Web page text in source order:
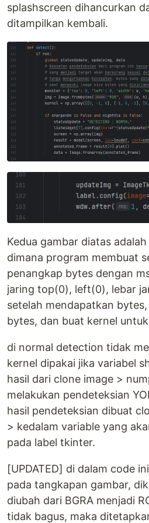
splashscreen dihancurkan
ditampilkan kembali.
Kedua gambar diatas
dimana program membuat
penangkap bytes dengan
jaring top(0), left(0), lebar
setelah mendapatkan
bytes, dan buat kernel
di normal detection tidak
kernel dipakai jika variabel
hasil dari clone image >
melakukan pendeteksian
hasil pendeteksian dibuat
> kedalam variable yang
pada label tkinter.
[UPDATED] di dalam code
pada tangkapan gambar,
diubah dari BGRA menjadi
tidak bagus, maka